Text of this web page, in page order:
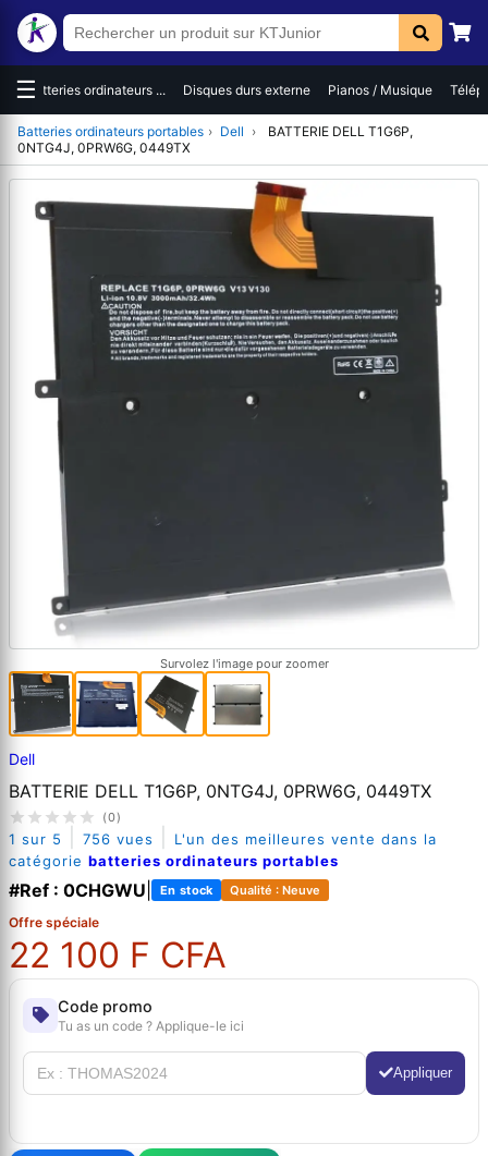
☰Batteries ordinateurs ... Disques durs externe Pianos / Musique
Batteries ordinateurs portables › Dell ›
BATTERIE DELL T1G6P,
0NTG4J, 0PRW6G, 0449TX
Survolez l'image pour zoomer
Dell
BATTERIE DELL T1G6P, 0NTG4J, 0PRW6G, 0449TX
(0)
1 sur 5 756 vues
L'un des meilleures vente dans la
catégorie batteries ordinateurs portables
#Ref : 0CHGWU En stock Qualité : Neuve
Offre spéciale
22 100 F CFA
Code promo
Tu as un code ? Applique-le ici
Appliquer